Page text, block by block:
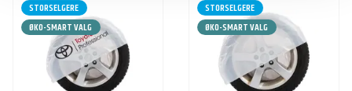
STORSELGERE
ØKO-SMART VALG
STORSELGERE
ØKO-SMART VALG